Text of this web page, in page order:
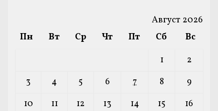
Август 2026
Пн
Вт Ср Чт Пт Сб
Вс
1
2
3
4 5 6 7 8
9
10
11 12 13 14 15
16